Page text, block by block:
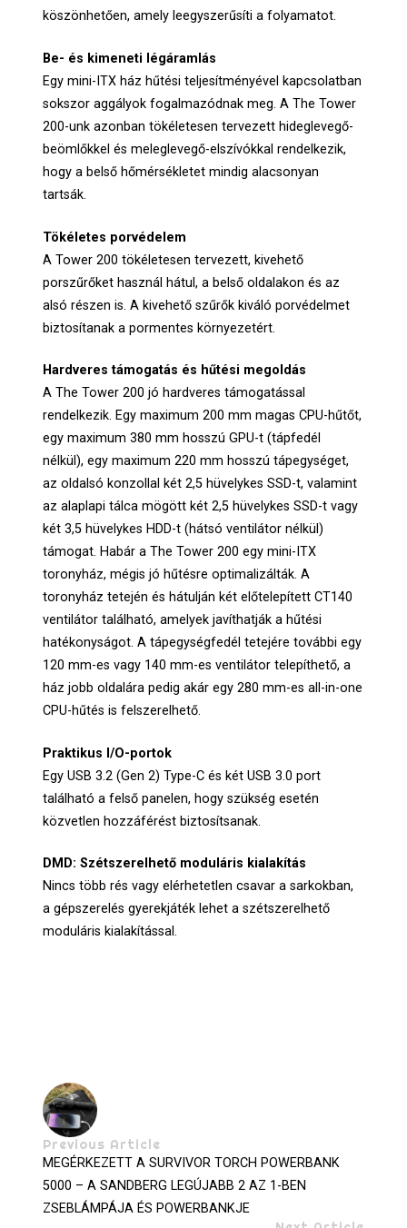
köszönhetően, amely leegyszerűsíti a folyamatot.
Be- és kimeneti légáramlás
Egy mini-ITX ház hűtési teljesítményével kapcsolatban
sokszor aggályok fogalmazódnak meg. A The Tower
200-unk azonban tökéletesen tervezett hideglevegő-
beömlőkkel és meleglevegő-elszívókkal rendelkezik,
hogy a belső hőmérsékletet mindig alacsonyan
tartsák.
Tökéletes porvédelem
A Tower 200 tökéletesen tervezett, kivehető
porszűrőket használ hátul, a belső oldalakon és az
alsó részen is. A kivehető szűrők kiváló porvédelmet
biztosítanak a pormentes környezetért.
Hardveres támogatás és hűtési megoldás
A The Tower 200 jó hardveres támogatással
rendelkezik. Egy maximum 200 mm magas CPU-hűtőt,
egy maximum 380 mm hosszú GPU-t (tápfedél
nélkül), egy maximum 220 mm hosszú tápegységet,
az oldalsó konzollal két 2,5 hüvelykes SSD-t, valamint
az alaplapi tálca mögött két 2,5 hüvelykes SSD-t vagy
két 3,5 hüvelykes HDD-t (hátsó ventilátor nélkül)
támogat. Habár a The Tower 200 egy mini-ITX
toronyház, mégis jó hűtésre optimalizálták. A
toronyház tetején és hátulján két előtelepített CT140
ventilátor található, amelyek javíthatják a hűtési
hatékonyságot. A tápegységfedél tetejére további egy
120 mm-es vagy 140 mm-es ventilátor telepíthető, a
ház jobb oldalára pedig akár egy 280 mm-es all-in-one
CPU-hűtés is felszerelhető.
Praktikus I/O-portok
Egy USB 3.2 (Gen 2) Type-C és két USB 3.0 port
található a felső panelen, hogy szükség esetén
közvetlen hozzáférést biztosítsanak.
DMD: Szétszerelhető moduláris kialakítás
Nincs több rés vagy elérhetetlen csavar a sarkokban,
a gépszerelés gyerekjáték lehet a szétszerelhető
moduláris kialakítással.
Previous Article
MEGÉRKEZETT A SURVIVOR TORCH POWERBANK
5000 – A SANDBERG LEGÚJABB 2 AZ 1-BEN
ZSEBLÁMPÁJA ÉS POWERBANKJE